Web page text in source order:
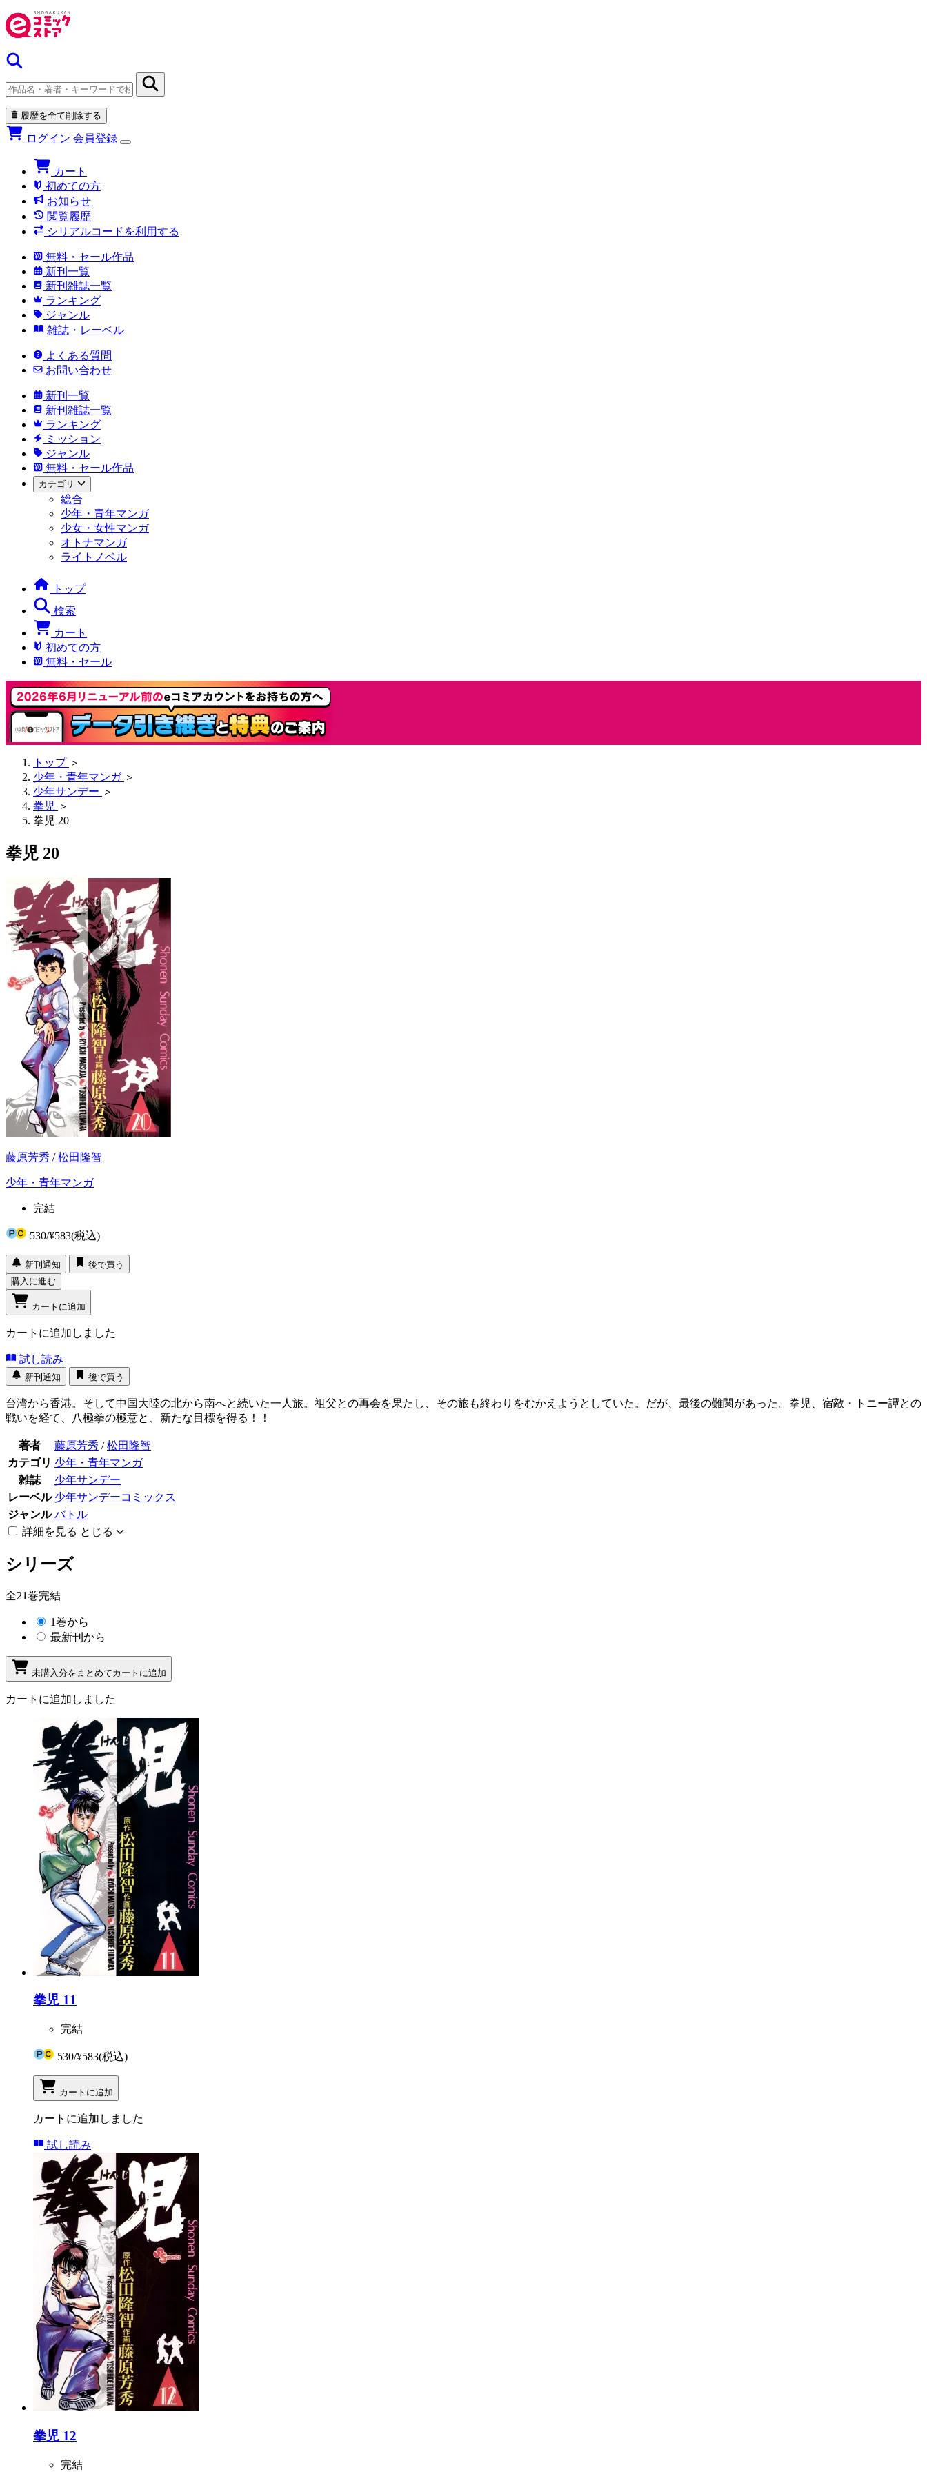
履歴を全て削除する
ログイン 会員登録
カート
初めての方
お知らせ
閲覧履歴
シリアルコードを利用する
無料・セール作品
新刊一覧
新刊雑誌一覧
ランキング
ジャンル
雑誌・レーベル
よくある質問
お問い合わせ
新刊一覧
新刊雑誌一覧
ランキング
ミッション
ジャンル
無料・セール作品
カテゴリ
総合
少年・青年マンガ
少女・女性マンガ
オトナマンガ
ライトノベル
トップ
検索
カート
初めての方
無料・セール
トップ ＞
少年・青年マンガ ＞
少年サンデー ＞
拳児 ＞
拳児 20
拳児 20
藤原芳秀 /松田隆智
少年・青年マンガ
完結
530/¥583(税込)
新刊通知
後で買う
購入に進む
カートに追加
カートに追加しました
試し読み
新刊通知 後で買う
台湾から香港。そして中国大陸の北から南へと続いた一人旅。祖父との再会を果たし、その旅も終わりをむかえようとしていた。だが、最後の難関があった。拳児、宿敵・トニー譚との
戦いを経て、八極拳の極意と、新たな目標を得る！！
著者 藤原芳秀 /松田隆智
カテゴリ 少年・青年マンガ
雑誌
少年サンデー
レーベル 少年サンデーコミックス
ジャンル バトル
詳細を見る とじる
シリーズ
全21巻完結
1巻から
最新刊から
未購入分をまとめてカートに追加
カートに追加しました
拳児 11
完結
530/¥583(税込)
カートに追加
カートに追加しました
試し読み
拳児 12
完結